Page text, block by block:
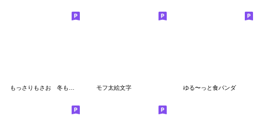
もっさりもさお 冬もさ絵文字 モフ太絵文字 ゆる〜っと食パンダ